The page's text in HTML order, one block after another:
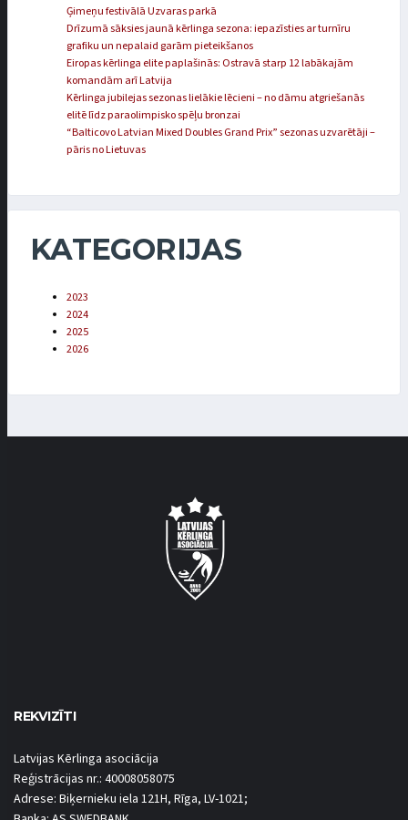
Ģimeņu festivālā Uzvaras parkā
Drīzumā sāksies jaunā kērlinga sezona: iepazīsties ar turnīru
grafiku un nepalaid garām pieteikšanos
Eiropas kērlinga elite paplašinās: Ostravā starp 12 labākajām
komandām arī Latvija
Kērlinga jubilejas sezonas lielākie lēcieni – no dāmu atgriešanās
elitē līdz paraolimpisko spēļu bronzai
“Balticovo Latvian Mixed Doubles Grand Prix” sezonas uzvarētāji –
pāris no Lietuvas
KATEGORIJAS
2023
2024
2025
2026
REKVIZĪTI
Latvijas Kērlinga asociācija
Reģistrācijas nr.: 40008058075
Adrese: Biķernieku iela 121H, Rīga, LV-1021;